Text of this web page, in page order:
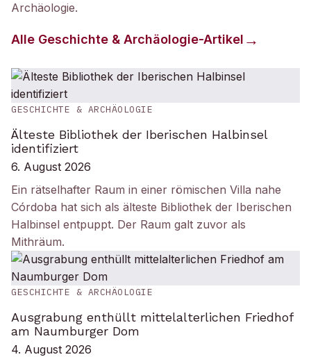
Archäologie.
Alle Geschichte & Archäologie-Artikel
GESCHICHTE & ARCHÄOLOGIE
Älteste Bibliothek der Iberischen Halbinsel
identifiziert
6. August 2026
Ein rätselhafter Raum in einer römischen Villa nahe
Córdoba hat sich als älteste Bibliothek der Iberischen
Halbinsel entpuppt. Der Raum galt zuvor als
Mithräum.
GESCHICHTE & ARCHÄOLOGIE
Ausgrabung enthüllt mittelalterlichen Friedhof
am Naumburger Dom
4. August 2026